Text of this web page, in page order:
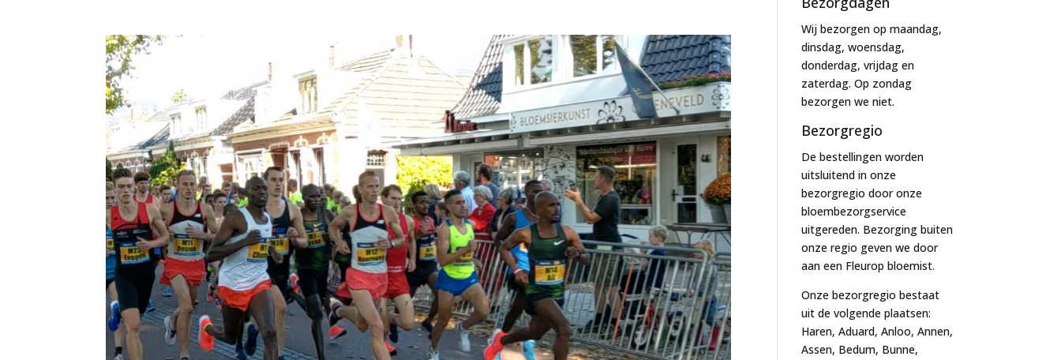
Wij bezorgen op maandag,
dinsdag, woensdag,
donderdag, vrijdag en
zaterdag. Op zondag
bezorgen we niet.
Bezorgregio
De bestellingen worden
uitsluitend in onze
bezorgregio door onze
bloembezorgservice
uitgereden. Bezorging buiten
onze regio geven we door
aan een Fleurop bloemist.
Onze bezorgregio bestaat
uit de volgende plaatsen:
Haren, Aduard, Anloo, Annen,
Assen, Bedum, Bunne,